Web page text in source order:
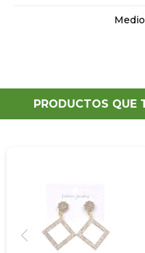
PRODUCTOS QUE